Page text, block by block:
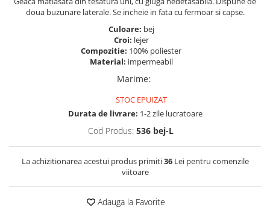
doua buzunare laterale. Se incheie in fata cu fermoar si capse.
Culoare: bej
Croi: lejer
Compozitie: 100% poliester
Material: impermeabil
Marime:
STOC EPUIZAT
Durata de livrare: 1-2 zile lucratoare
Cod Produs: 536 bej-L
La achizitionarea acestui produs primiti36Lei pentru comenzile
viitoare
Adauga la Favorite